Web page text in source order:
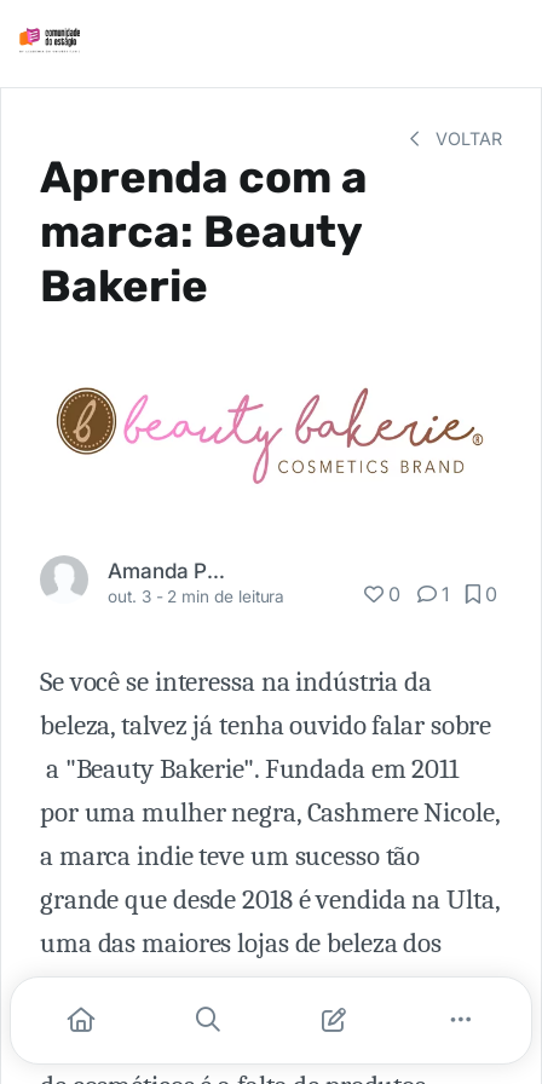
VOLTAR
Aprenda com a
marca: Beauty
Bakerie
Amanda Paranhos
out. 3 - 2 min de leitura 0 1 0
Se você se interessa na indústria da
beleza, talvez já tenha ouvido falar sobre
a "Beauty Bakerie". Fundada em 2011
por uma mulher negra, Cashmere Nicole,
a marca indie teve um sucesso tão
grande que desde 2018 é vendida na Ulta,
uma das maiores lojas de beleza dos
EUA.
Um dos maiores problemas do mercado